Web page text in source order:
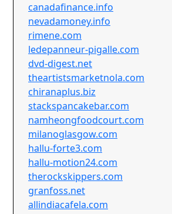
canadafinance.info
nevadamoney.info
rimene.com
ledepanneur-pigalle.com
dvd-digest.net
theartistsmarketnola.com
chiranaplus.biz
stackspancakebar.com
namheongfoodcourt.com
milanoglasgow.com
hallu-forte3.com
hallu-motion24.com
therockskippers.com
granfoss.net
allindiacafela.com